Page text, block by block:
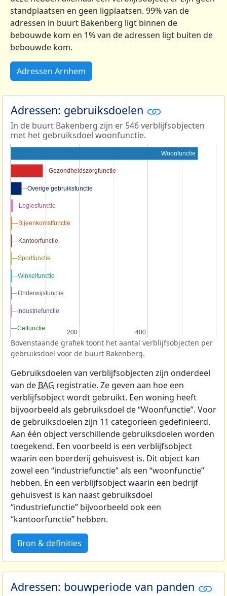
standplaatsen en geen ligplaatsen. 99% van de
adressen in buurt Bakenberg ligt binnen de
bebouwde kom en 1% van de adressen ligt buiten de
bebouwde kom.
Adressen Arnhem
Adressen: gebruiksdoelen
In de buurt Bakenberg zijn er 546 verblijfsobjecten
met het gebruiksdoel woonfunctie.
200
200 400
400
Woonfunctie
Gezondheidszorgfunctie
Gezondheidszorgfunctie
Overige gebruiksfunctie
Overige gebruiksfunctie
Logiesfunctie
Logiesfunctie
Bijeenkomstfunctie
Bijeenkomstfunctie
Kantoorfunctie
Kantoorfunctie
Sportfunctie
Sportfunctie
Winkelfunctie
Winkelfunctie
Onderwijsfunctie
Onderwijsfunctie
Industriefunctie
Industriefunctie
Celfunctie
Celfunctie
Bovenstaande grafiek toont het aantal verblijfsobjecten per
gebruiksdoel voor de buurt Bakenberg.
Gebruiksdoelen van verblijfsobjecten zijn onderdeel
van deBAG registratie. Ze geven aan hoe een
verblijfsobject wordt gebruikt. Een woning heeft
bijvoorbeeld als gebruiksdoel de “Woonfunctie”. Voor
de gebruiksdoelen zijn 11 categorieën gedefinieerd.
Aan één object verschillende gebruiksdoelen worden
toegekend. Een voorbeeld is een verblijfsobject
waarin een boerderij gehuisvest is. Dit object kan
zowel een “industriefunctie” als een “woonfunctie”
hebben. En een verblijfsobject waarin een bedrijf
gehuisvest is kan naast gebruiksdoel
“industriefunctie” bijvoorbeeld ook een
“kantoorfunctie” hebben.
Bron & definities
Adressen: bouwperiode van panden